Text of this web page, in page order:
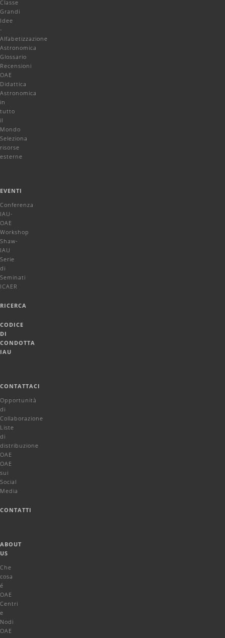
Classe
Grandi
Idee
-
Alfabetizzazione
Astronomica
Glossario
Recensioni
OAE
Didattica
Astronomica
in
tutto
il
Mondo
Seleziona
risorse
esterne
EVENTI
Conferenza
IAU-
OAE
Workshop
Shaw-
IAU
Serie
di
Seminati
ICAER
RICERCA
CODICE
DI
CONDOTTA
IAU
CONTATTACI
Opportunità
di
Collaborazione
Liste
di
distribuzione
OAE
OAE
sui
Social
Media
CONTATTI
ABOUT
US
Che
cosa
é
OAE
Centri
e
Nodi
OAE